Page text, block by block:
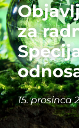
za
15. prosinca